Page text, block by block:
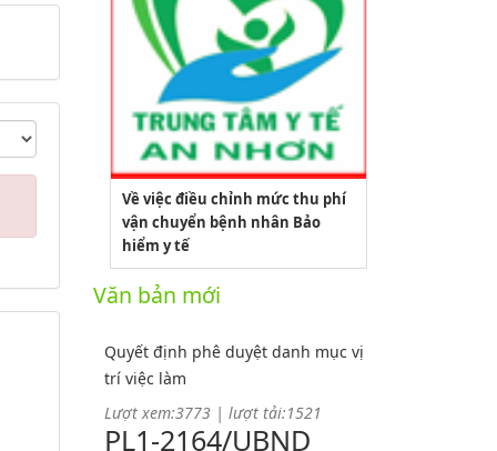
Về việc điều chỉnh mức thu phí
vận chuyển bệnh nhân Bảo
hiểm y tế
Văn bản mới
2164/QĐUBND
Quyết định phê duyệt danh mục vị
Lượt xem:3773 | lượt tải:1521
PL1-2164/UBND